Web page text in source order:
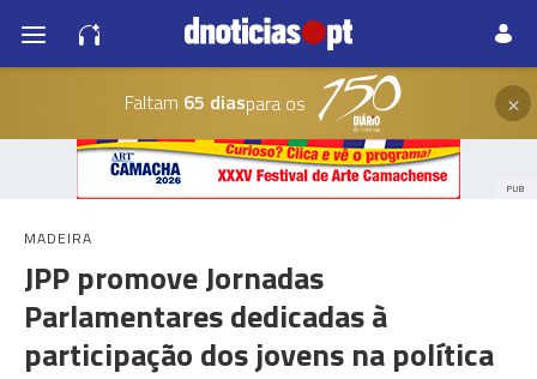
Faltam 65 diaspara os ×
PUB
MADEIRA
JPP promove Jornadas
Parlamentares dedicadas à
participação dos jovens na política